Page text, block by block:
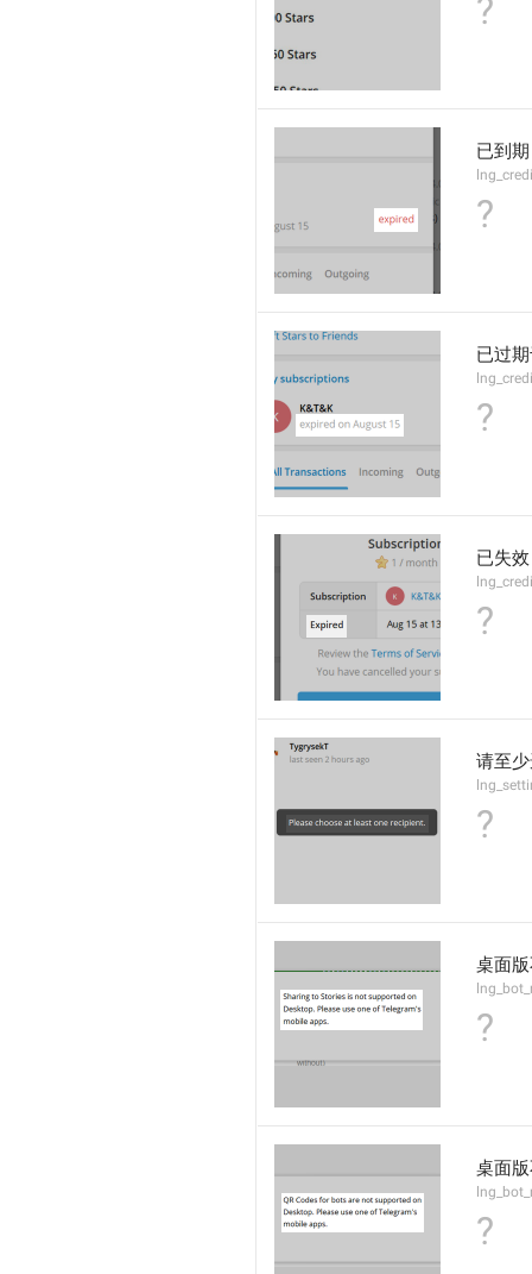
?
已到期
?
已过
?
已失效
?
请至
?
桌面
?
桌面
?